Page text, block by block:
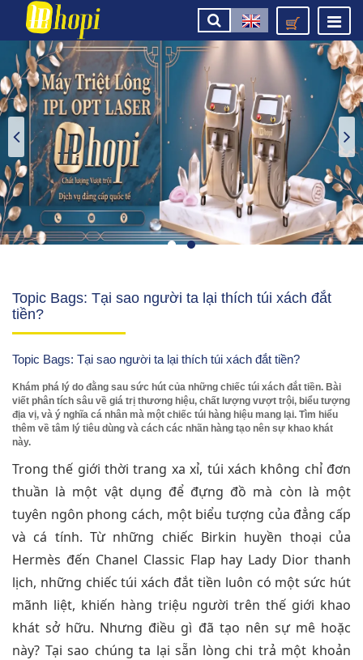
Topic Bags: Tại sao người ta lại thích túi xách đắt
tiền?
Topic Bags: Tại sao người ta lại thích túi xách đắt tiền?
Khám phá lý do đằng sau sức hút của những chiếc túi xách đắt tiền. Bài
viết phân tích sâu về giá trị thương hiệu, chất lượng vượt trội, biểu tượng
địa vị, và ý nghĩa cá nhân mà một chiếc túi hàng hiệu mang lại. Tìm hiểu
thêm về tâm lý tiêu dùng và cách các nhãn hàng tạo nên sự khao khát
này.
Trong thế giới thời trang xa xỉ, túi xách không chỉ đơn
thuần là một vật dụng để đựng đồ mà còn là một
tuyên ngôn phong cách, một biểu tượng của đẳng cấp
và cá tính. Từ những chiếc Birkin huyền thoại của
Hermès đến Chanel Classic Flap hay Lady Dior thanh
lịch, những chiếc túi xách đắt tiền luôn có một sức hút
mãnh liệt, khiến hàng triệu người trên thế giới khao
khát sở hữu. Nhưng điều gì đã tạo nên sự mê hoặc
này? Tại sao chúng ta lại sẵn lòng chi trả một khoản